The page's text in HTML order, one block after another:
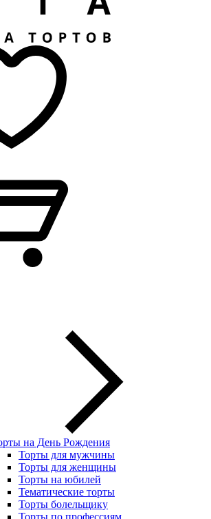
на День Рождения
Торты для мужчины
Торты для женщины
Торты на юбилей
Тематические торты
Торты болельщику
Торты по профессиям